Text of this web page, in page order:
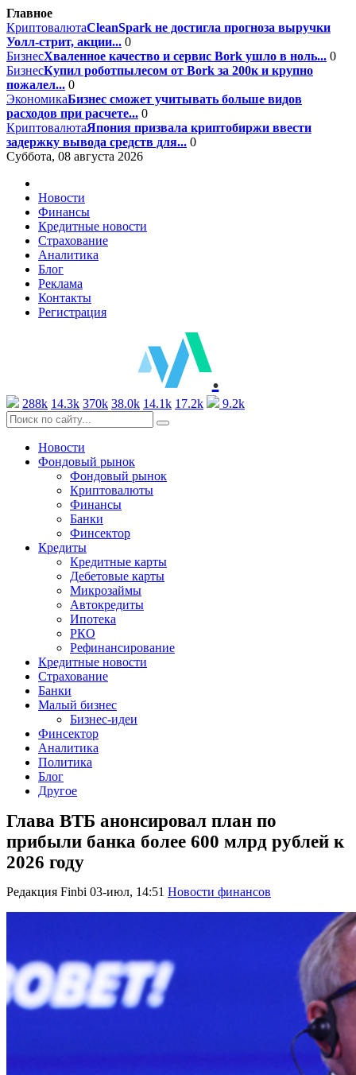
Главное
КриптовалютаCleanSpark не достигла прогноза выручки
Уолл-стрит, акции... 0
БизнесХваленное качество и сервис Bork ушло в ноль... 0
БизнесКупил роботпылесом от Bork за 200к и крупно
пожалел... 0
ЭкономикаБизнес сможет учитывать больше видов
расходов при расчете... 0
КриптовалютаЯпония призвала криптобиржи ввести
задержку вывода средств для... 0
Суббота, 08 августа 2026
Новости
Финансы
Кредитные новости
Страхование
Аналитика
Блог
Реклама
Контакты
Регистрация
.
288k 14.3k 370k 38.0k 14.1k 17.2k 9.2k
Новости
Фондовый рынок
Фондовый рынок
Криптовалюты
Финансы
Банки
Финсектор
Кредиты
Кредитные карты
Дебетовые карты
Микрозаймы
Автокредиты
Ипотека
РКО
Рефинансирование
Кредитные новости
Страхование
Банки
Малый бизнес
Бизнес-идеи
Финсектор
Аналитика
Политика
Блог
Другое
Глава ВТБ анонсировал план по
прибыли банка более 600 млрд рублей к
2026 году
Редакция Finbi 03-июл, 14:51 Новости финансов